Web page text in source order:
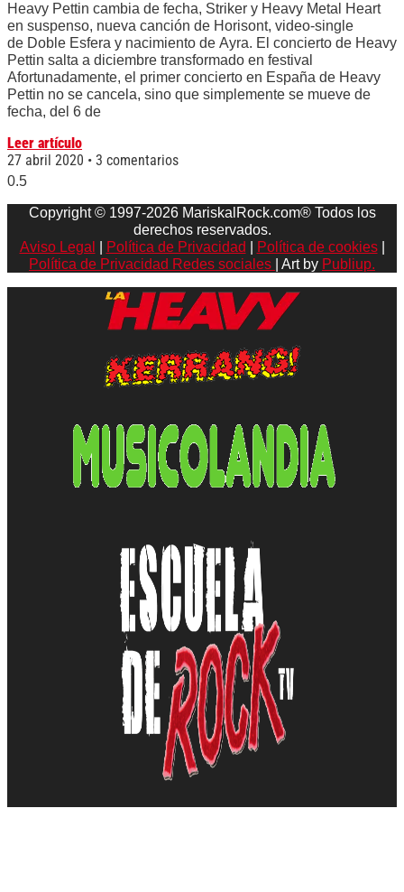
Heavy Pettin cambia de fecha, Striker y Heavy Metal Heart
en suspenso, nueva canción de Horisont, video-single
de Doble Esfera y nacimiento de Ayra. El concierto de Heavy
Pettin salta a diciembre transformado en festival
Afortunadamente, el primer concierto en España de Heavy
Pettin no se cancela, sino que simplemente se mueve de
fecha, del 6 de
Leer artículo
27 abril 2020
3 comentarios
Copyright © 1997-2026 MariskalRock.com® Todos los
derechos reservados.
Aviso Legal
Política de Privacidad Política de cookies|
Política de Privacidad Redes sociales
| Art by Publiup.